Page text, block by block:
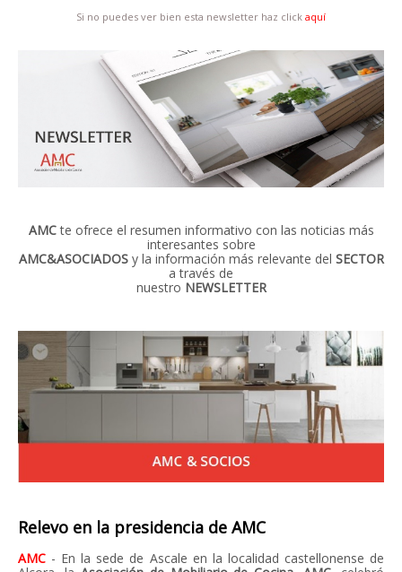
Si no puedes ver bien esta newsletter haz click aquí
AMCte ofrece el resumen informativo con las noticias más
interesantes sobre
AMC&ASOCIADOSy la información más relevante del SECTOR
a través de
nuestro NEWSLETTER
Relevo en la presidencia de AMC
AMC - En la sede de Ascale en la localidad castellonense de